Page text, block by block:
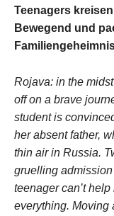
Teenagers
Bewegend und
Rojava: in the
off on a brave
student is
her absent father,
thin air in Russia.
gruelling
teenager can’t
everything. Moving